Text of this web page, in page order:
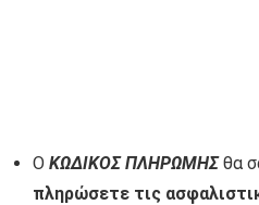
Ο ΚΩΔΙΚΟΣ ΠΛΗΡΩΜΗΣθα
πληρώσετε τις